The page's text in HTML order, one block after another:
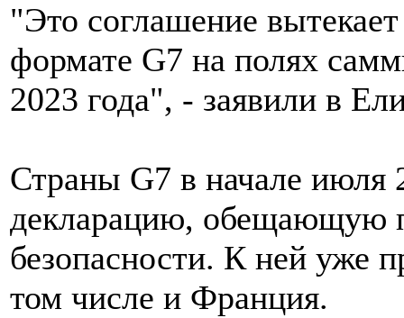
"Это соглашение
формате G7 на полях
2023 года", - заявили в
Страны G7 в начале июля
декларацию, обещающую
безопасности. К ней уже
том числе и Франция.